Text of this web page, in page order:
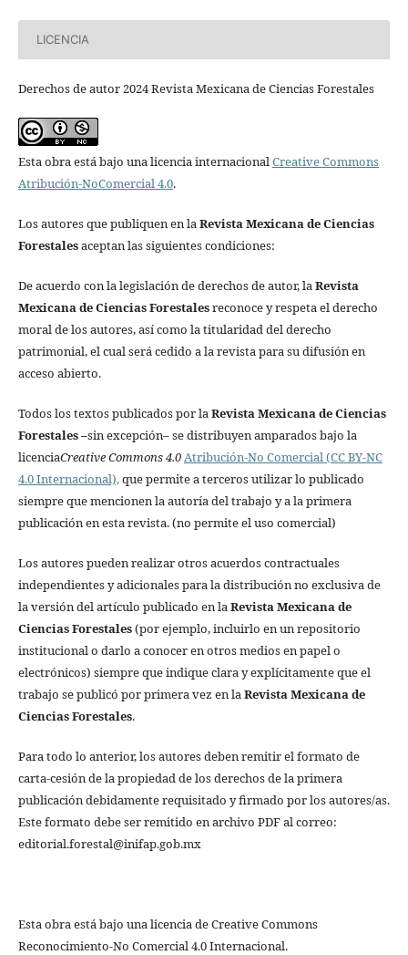
LICENCIA
Derechos de autor 2024 Revista Mexicana de Ciencias Forestales
Esta obra está bajo una licencia internacionalCreative Commons
Atribución-NoComercial 4.0.
Los autores que publiquen en laRevista Mexicana de Ciencias
Forestalesaceptan las siguientes condiciones:
De acuerdo con la legislación de derechos de autor, laRevista
Mexicana de Ciencias Forestalesreconoce y respeta el derecho
moral de los autores, así como la titularidad del derecho
patrimonial, el cual será cedido a la revista para su difusión en
acceso abierto.
Todos los textos publicados por laRevista Mexicana de Ciencias
Forestales–sin excepción– se distribuyen amparados bajo la
licenciaCreative Commons 4.0Atribución-No Comercial (CC BY-NC
4.0 Internacional),que permite a terceros utilizar lo publicado
siempre que mencionen la autoría del trabajo y a la primera
publicación en esta revista. (no permite el uso comercial)
Los autores pueden realizar otros acuerdos contractuales
independientes y adicionales para la distribución no exclusiva de
la versión del artículo publicado en laRevista Mexicana de
Ciencias Forestales(por ejemplo, incluirlo en un repositorio
institucional o darlo a conocer en otros medios en papel o
electrónicos) siempre que indique clara y explícitamente que el
trabajo se publicó por primera vez en laRevista Mexicana de
Ciencias Forestales.
Para todo lo anterior, los autores deben remitir el formato de
carta-cesión de la propiedad de los derechos de la primera
publicación debidamente requisitado y firmado por los autores/as.
Este formato debe ser remitido en archivo PDF al correo:
editorial.forestal@inifap.gob.mx
Esta obra está bajo una licencia de Creative Commons
Reconocimiento-No Comercial 4.0 Internacional.